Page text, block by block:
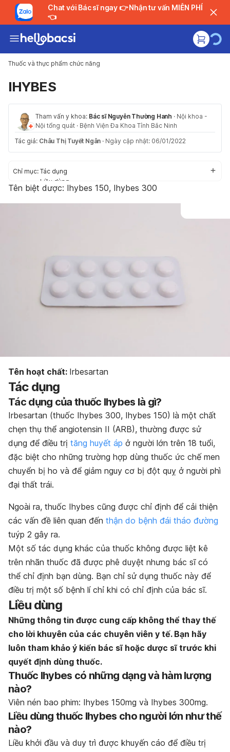
Chat với Bác sĩ ngay 👉 Nhận tư vấn MIỄN PHÍ
👈
Thuốc và thực phẩm chức năng
IHYBES
Tham vấn y khoa: Bác sĩ Nguyễn Thường Hanh · Nội khoa -
Nội tổng quát · Bệnh Viện Đa Khoa Tỉnh Bắc Ninh
Tác giả: Châu Thị Tuyết Ngân · Ngày cập nhật: 06/01/2022
Chỉ mục: Tác dụng
Liều dùng
Cách dùng
Tác dụng phụ
Tên biệt dược: Ihybes 150, Ihybes 300
Tên hoạt chất: Irbesartan
Tác dụng
Tác dụng của thuốc Ihybes là gì?
Irbesartan (thuốc Ihybes 300, Ihybes 150) là một chất
chẹn thụ thể angiotensin II (ARB), thường được sử
dụng để điều trị tăng huyết áp ở người lớn trên 18 tuổi,
đặc biệt cho những trường hợp dùng thuốc ức chế men
chuyển bị ho và để giảm nguy cơ bị đột quỵ ở người phì
đại thất trái.
Ngoài ra, thuốc Ihybes cũng được chỉ định để cải thiện
các vấn đề liên quan đến thận do bệnh đái tháo đường
tuýp 2 gây ra.
Một số tác dụng khác của thuốc không được liệt kê
trên nhãn thuốc đã được phê duyệt nhưng bác sĩ có
thể chỉ định bạn dùng. Bạn chỉ sử dụng thuốc này để
điều trị một số bệnh lí chỉ khi có chỉ định của bác sĩ.
Liều dùng
Những thông tin được cung cấp không thể thay thế
cho lời khuyên của các chuyên viên y tế. Bạn hãy
luôn tham khảo ý kiến bác sĩ hoặc dược sĩ trước khi
quyết định dùng thuốc.
Thuốc Ihybes có những dạng và hàm lượng
nào?
Viên nén bao phim: Ihybes 150mg và Ihybes 300mg.
Liều dùng thuốc Ihybes cho người lớn như thế
nào?
Liều khởi đầu và duy trì được khuyến cáo để điều trị